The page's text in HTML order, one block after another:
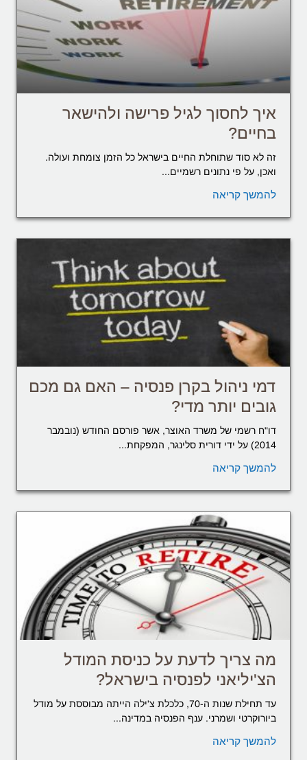
איך לחסוך לגיל פרישה ולהישאר
בחיים?
זה לא סוד שתוחלת החיים בישראל כל הזמן צומחת ועולה.
ואכן, על פי נתונים רשמיים...
להמשך קריאה
דמי ניהול בקרן פנסיה – האם גם מכם
גובים יותר מדי?
דו"ח רשמי של משרד האוצר, אשר פורסם החודש (נובמבר
2014) על ידי דורית סלינגר, המפקחת...
להמשך קריאה
מה צריך לדעת על כניסת המודל
הצ'יליאני לפנסיה בישראל?
עד תחילת שנות ה-70, כלכלת צ'ילה הייתה מבוססת על מודל
ביורוקרטי ושמרני. ענף הפנסיה במדינה...
להמשך קריאה